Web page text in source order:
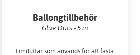
Ballongtillbehör
Glue Dots - 5 m
Limduttar som används för att fästa